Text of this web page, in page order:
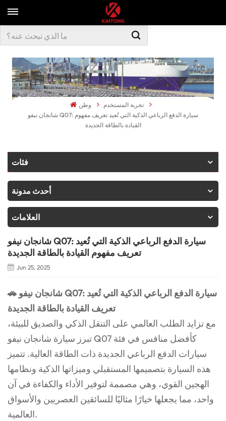
وطن
تجربة المستخدم
شانجان نيفو Q07: سيارة الدفع الرباعي الذكية التي تُعيد تعريف مفهوم
القيادة بالطاقة الجديدة
فئات
أحدث مدونة
العلامات
شانجان نيفو Q07: سيارة الدفع الرباعي الذكية التي تُعيد
تعريف مفهوم القيادة بالطاقة الجديدة
Jun 25, 2025
🚗 شانجان نيفو Q07: سيارة الدفع الرباعي الذكية التي تُعيد
تعريف القيادة بالطاقة الجديدة
مع تزايد الطلب العالمي على التنقل الذكي والصديق للبيئة،
تبرز سيارة شانجان نيفو Q07 كأفضل منافس في فئة
سيارات الدفع الرباعي الجديدة ذات الطاقة العالية. تتميز
هذه السيارة بتصميمها المستقبلي وميزاتها الذكية ونظامها
الهجين القوي، وهي مصممة لتوفير الأداء والكفاءة في آن
واحد، مما يجعلها خيارًا مثاليًا للسائقين العصريين والأسواق
العالمية.